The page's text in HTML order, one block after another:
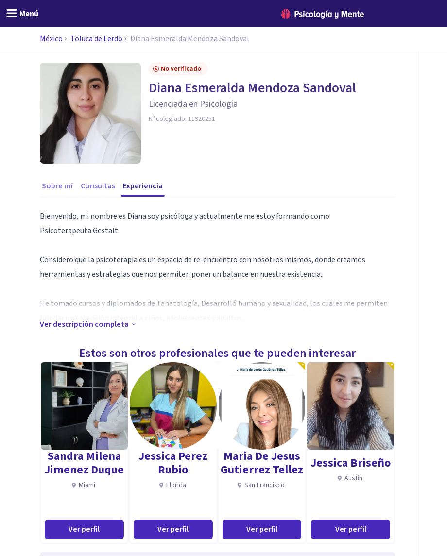
Menú
México Toluca de Lerdo Diana Esmeralda Mendoza Sandoval
No verificado
Diana Esmeralda Mendoza Sandoval
Licenciada en Psicología
Nº colegiado: 11920251
Sobre mí Consultas Experiencia
Bienvenido, mi nombre es Diana soy psicóloga y actualmente me estoy formando como
Psicoterapeuta Gestalt.
Considero que la psicoterapia es un espacio de re-encuentro con nosotros mismos, donde creamos
herramientas y estrategias que nos permiten poner un balance en nuestra existencia.
He tomado cursos y diplomados de Tanatología, Desarrolló humano y sexualidad, los cuales me permiten
Mi experiencia laboral y personal se desarrolla en temáticas de sexualidad, trastornos alimenticios,
ansiedad, depresión, duelo, terapia de pareja y familiar.
Si deseas obtener mayor información por favor contáctame, y con mucho gusto te apoyaré.
Especialidad
*Tanatología
*Psicología Infantil
*Terapia de pareja
*Terapia Familiar
*Psicoterapia individual
Ver descripción completa
Estos son otros profesionales que te pueden interesar
Sandra Milena
Jimenez Duque
Miami
Ver perfil
Jessica Perez
Rubio
Florida
Ver perfil
Maria De Jesus
Gutierrez Tellez
San Francisco
Ver perfil
Jessica Briseño
Austin
Ver perfil